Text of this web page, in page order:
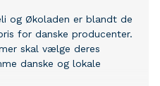
og Økoladen er blandt de
for danske producenter.
skal vælge deres
danske og lokale